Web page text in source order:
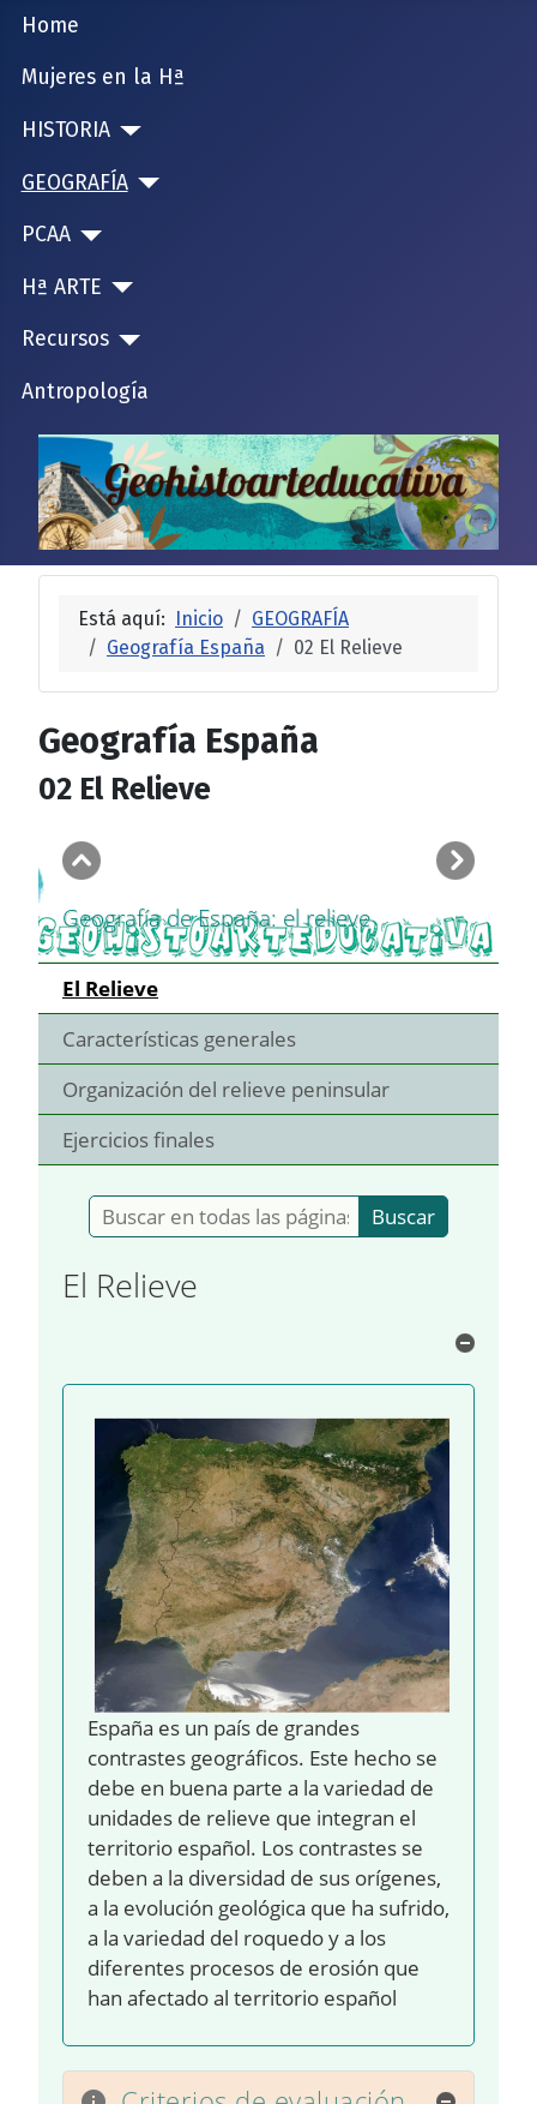
Home
Mujeres en la Hª
HISTORIA
GEOGRAFÍA
PCAA
Hª ARTE
Recursos
Antropología
Está aquí: Inicio
GEOGRAFÍA
Geografía España
02 El Relieve
Geografía España
02 El Relieve